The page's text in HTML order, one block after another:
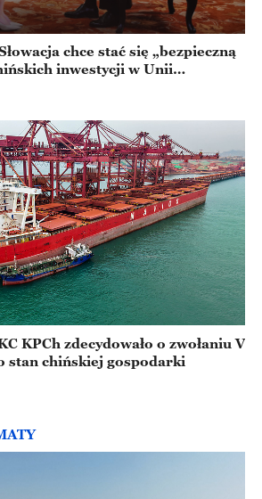
chce stać się „bezpieczną
inwestycji w Unii
KPCh zdecydowało o zwołaniu V
stan chińskiej gospodarki